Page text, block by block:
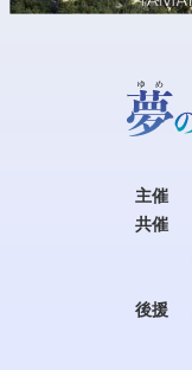
主催
共催
後援